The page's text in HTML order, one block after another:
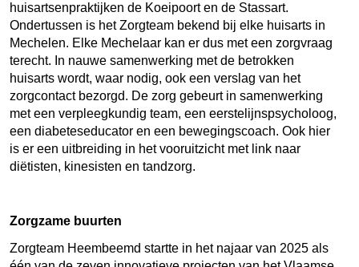
huisartsenpraktijken de Koeipoort en de Stassart.
Ondertussen is het Zorgteam bekend bij elke huisarts in
Mechelen. Elke Mechelaar kan er dus met een zorgvraag
terecht. In nauwe samenwerking met de betrokken
huisarts wordt, waar nodig, ook een verslag van het
zorgcontact bezorgd. De zorg gebeurt in samenwerking
met een verpleegkundig team, een eerstelijnspsycholoog,
een diabeteseducator en een bewegingscoach. Ook hier
is er een uitbreiding in het vooruitzicht met link naar
diëtisten, kinesisten en tandzorg.
Zorgzame buurten
Zorgteam Heembeemd startte in het najaar van 2025 als